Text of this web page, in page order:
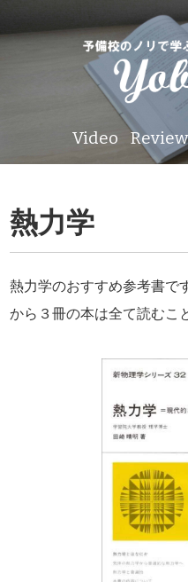
Video Review
熱力学
熱力学のおすすめ参考書で
から３冊の本は全て読むこ